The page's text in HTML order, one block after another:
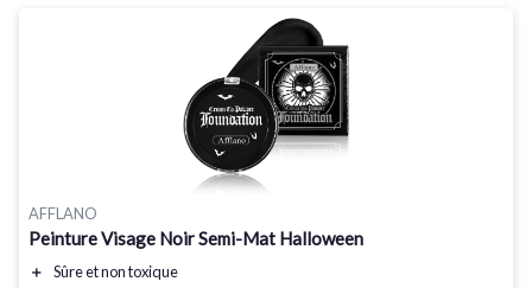
AFFLANO
Peinture Visage Noir Semi-Mat Halloween
＋ Sûreetnon toxique